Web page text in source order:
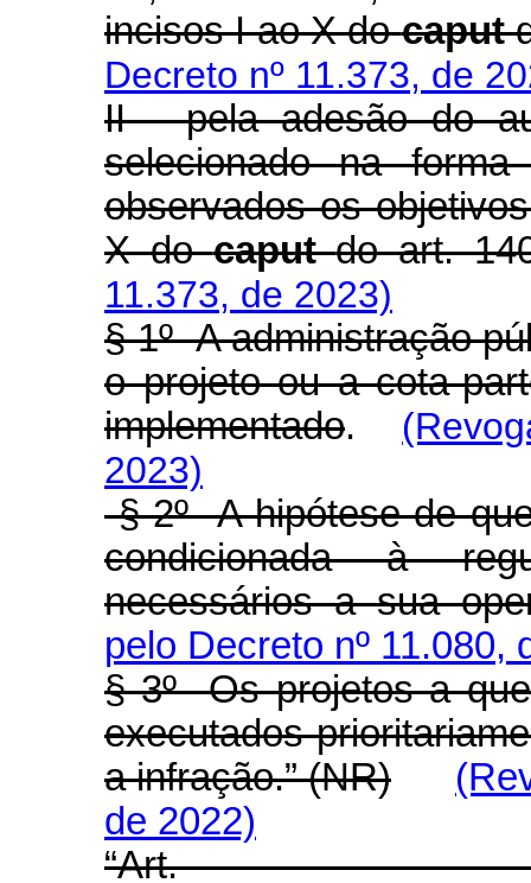
incisos I ao X docaput
Decreto nº 11.373, de
II - pela adesão do
selecionado na
observados os
X docaputdo art.
11.373, de 2023)
§ 1º A administração
o projeto ou a cota-
implementado.
2023)
§ 2º A hipótese de
condicionada à
necessários a sua
pelo Decreto nº 11.080,
§ 3º Os projetos a
executados
a infração.” (NR)
de 2022)